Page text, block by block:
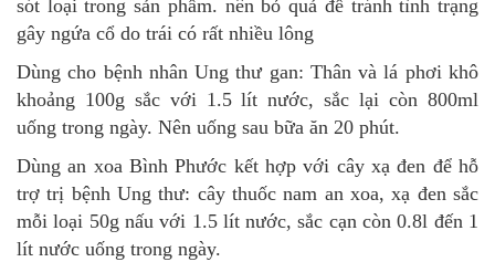
sót loại trong sản phẩm. nên bỏ quả để tránh tình trạng
gây ngứa cổ do trái có rất nhiều lông
Dùng cho bệnh nhân Ung thư gan: Thân và lá phơi khô
khoảng 100g sắc với 1.5 lít nước, sắc lại còn 800ml
uống trong ngày. Nên uống sau bữa ăn 20 phút.
Dùng an xoa Bình Phước kết hợp với cây xạ đen để hỗ
trợ trị bệnh Ung thư: cây thuốc nam an xoa, xạ đen sắc
mỗi loại 50g nấu với 1.5 lít nước, sắc cạn còn 0.8l đến 1
lít nước uống trong ngày.